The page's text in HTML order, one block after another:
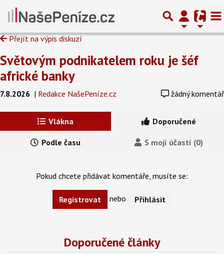
Přejít na výpis diskuzí
Světovým podnikatelem roku je šéf
africké banky
7.8.2026 | Redakce NašePeníze.cz žádný komentář
Vlákna Doporučené
Podle času S mojí účastí (0)
Pokud chcete přidávat komentáře, musíte se:
Registrovat nebo Přihlásit
Doporučené články